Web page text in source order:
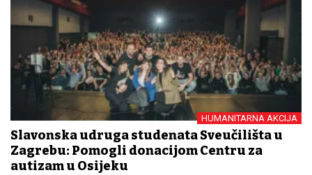
HUMANITARNA AKCIJA
Slavonska udruga studenata Sveučilišta u
Zagrebu: Pomogli donacijom Centru za
autizam u Osijeku